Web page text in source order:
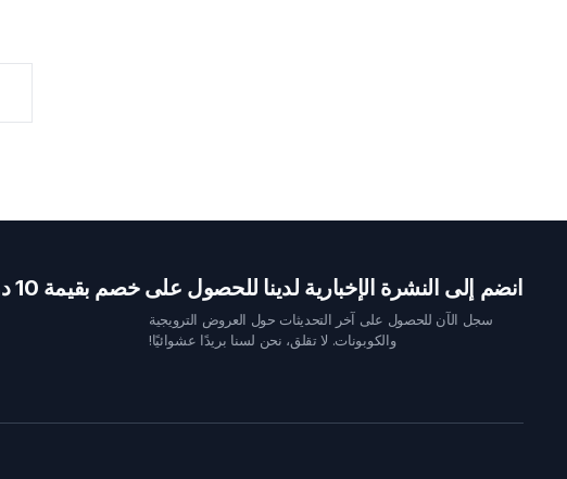
انضم إلى النشرة الإخبارية لدينا للحصول على خصم بقيمة 10 دولار
سجل الآن للحصول على آخر التحديثات حول العروض الترويجية
والكوبونات. لا تقلق، نحن لسنا بريدًا عشوائيًا!